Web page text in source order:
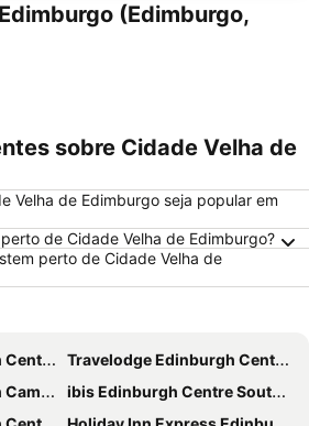
(Edimburgo,
sobre Cidade Velha de
Velha de Edimburgo seja popular em
de Cidade Velha de Edimburgo?
perto de Cidade Velha de
Place
Travelodge Edinburgh Central
Toll
ibis Edinburgh Centre South Bridge - Royal Mile